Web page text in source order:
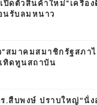
เปิดตัวสินค้าใหม่"เครื่อ
นรับลมหนาว
"สมาคมสมาชิกรัฐสภา
ทิดทูนสถาบัน
.สืบพงษ์ ปราบใหญ่”นั่ง